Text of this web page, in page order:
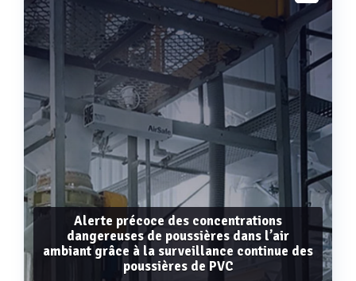
Alerte précoce des concentrations
dangereuses de poussières dans l’air
ambiant grâce à la surveillance continue des
poussières de PVC